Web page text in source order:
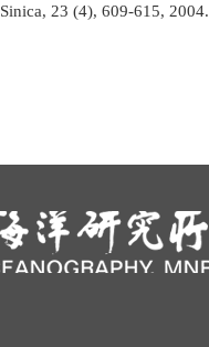
Sinica, 23 (4), 609-615, 2004.